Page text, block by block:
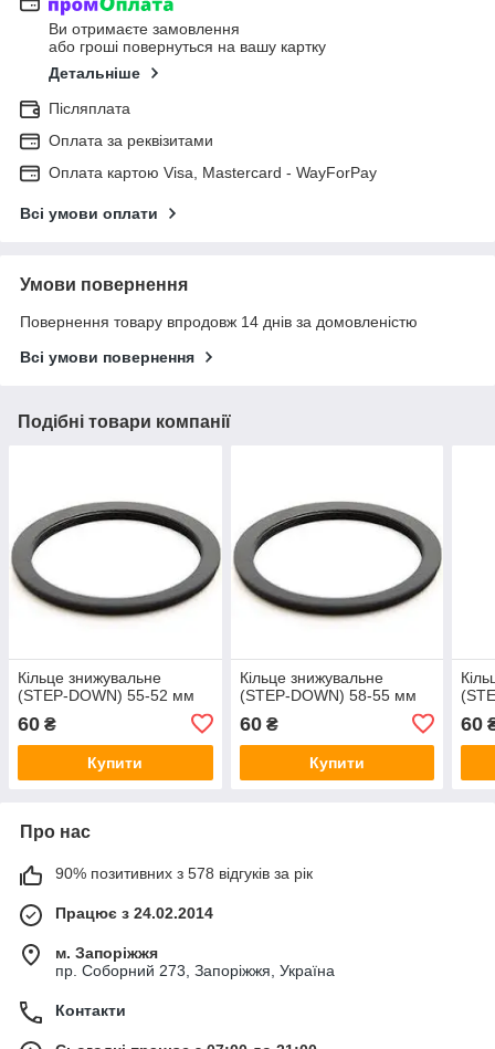
Ви отримаєте замовлення
або гроші повернуться на вашу картку
Детальніше
Післяплата
Оплата за реквізитами
Оплата картою Visa, Mastercard - WayForPay
Всі умови оплати
Умови повернення
Повернення товару впродовж 14 днів за домовленістю
Всі умови повернення
Подібні товари компанії
Кільце знижувальне
(STEP-DOWN) 55-52 мм
60 ₴
Купити
Кільце знижувальне
(STEP-DOWN) 58-55 мм
60₴
Купити
60
Про нас
90% позитивних з 578 відгуків за рік
Працює з 24.02.2014
м. Запоріжжя
пр. Соборний 273, Запоріжжя, Україна
Контакти